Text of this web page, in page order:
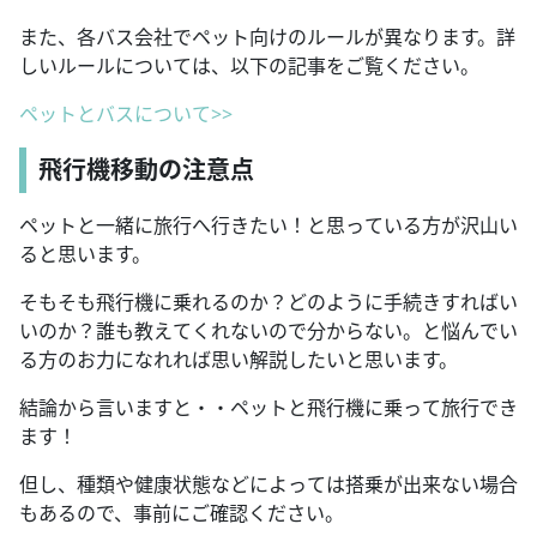
また、各バス会社でペット向けのルールが異なります。詳
しいルールについては、以下の記事をご覧ください。
ペットとバスについて>>
飛行機移動の注意点
ペットと一緒に旅行へ行きたい！と思っている方が沢山い
ると思います。
そもそも飛行機に乗れるのか？どのように手続きすればい
いのか？誰も教えてくれないので分からない。と悩んでい
る方のお力になれれば思い解説したいと思います。
結論から言いますと・・ペットと飛行機に乗って旅行でき
ます！
但し、種類や健康状態などによっては搭乗が出来ない場合
もあるので、事前にご確認ください。